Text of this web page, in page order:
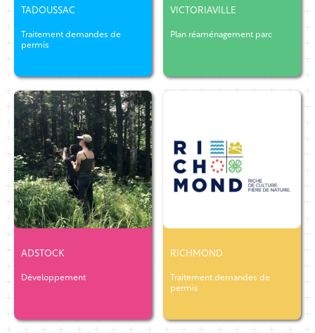
TADOUSSAC
Traitement demandes de
permis
VICTORIAVILLE
Plan réaménagement parc
ADSTOCK
Développement
RICHMOND
Traitement demandes de
permis